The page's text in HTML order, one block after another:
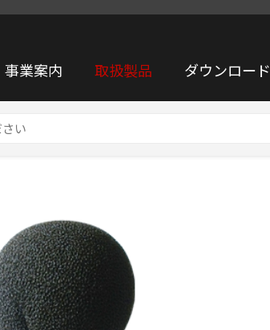
事業案内 取扱製品 ダウンロード